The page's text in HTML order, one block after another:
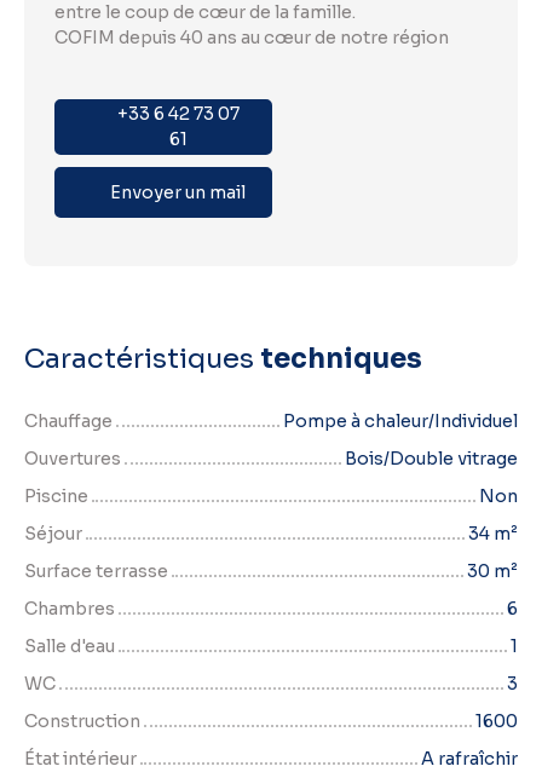
entre le coup de cœur de la famille.
COFIM depuis 40 ans au cœur de notre région
+33 6 42 73 07
61
Envoyer un mail
Caractéristiques techniques
Chauffage
Pompe à chaleur/Individuel
Ouvertures
Bois/Double vitrage
Piscine
Non
Séjour
34 m²
Surface terrasse
30 m²
Chambres
6
Salle d'eau
1
WC
3
Construction
1600
État intérieur
A rafraîchir